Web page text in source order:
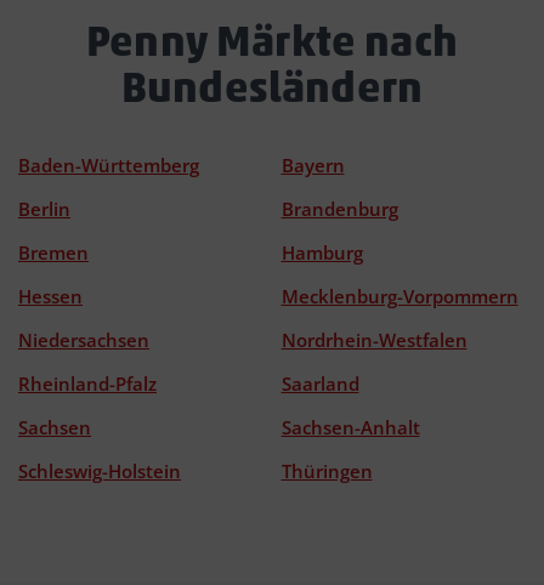
Penny Märkte nach
Bundesländern
Baden-Württemberg
Bayern
Berlin
Brandenburg
Bremen
Hamburg
Hessen
Mecklenburg-Vorpommern
Niedersachsen
Nordrhein-Westfalen
Rheinland-Pfalz
Saarland
Sachsen
Sachsen-Anhalt
Schleswig-Holstein
Thüringen